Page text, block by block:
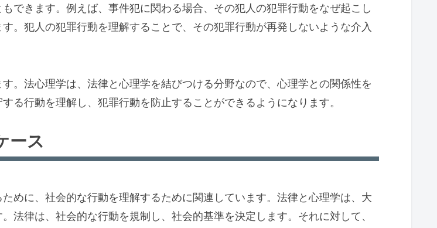
できます。例えば、事件犯に関わる場合、その犯人の犯罪行動をなぜ起こし
。犯人の犯罪行動を理解することで、その犯罪行動が再発しないような介入
。法心理学は、法律と心理学を結びつける分野なので、心理学との関係性を
る行動を理解し、犯罪行動を防止することができるようになります。
ース
めに、社会的な行動を理解するために関連しています。法律と心理学は、大
法律は、社会的な行動を規制し、社会的基準を決定します。それに対して、